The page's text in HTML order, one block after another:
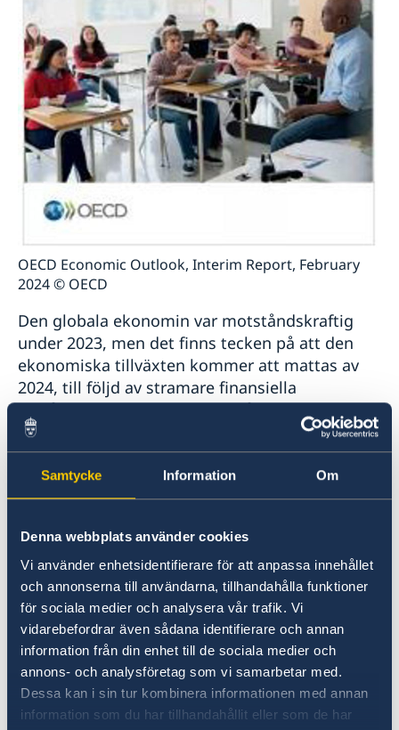
Samtycke Information Om
Denna webbplats använder cookies
Vi använder enhetsidentifierare för att anpassa innehållet
och annonserna till användarna, tillhandahålla funktioner
för sociala medier och analysera vår trafik. Vi
vidarebefordrar även sådana identifierare och annan
information från din enhet till de sociala medier och
annons- och analysföretag som vi samarbetar med.
Dessa kan i sin tur kombinera informationen med annan
information som du har tillhandahållit eller som de har
OECD Economic Outlook, Interim Report, February
2024 © OECD
Den globala ekonomin var motståndskraftig
under 2023, men det finns tecken på att den
ekonomiska tillväxten kommer att mattas av
2024, till följd av stramare finansiella
förhållanden, innan tillväxten återhämtar sig
2025. Detta konstaterar OECD i sin
Interim
Economic Outlook, som publicerades idag.
I rapporten framgår att den globala tillväxten
2025. Dessutom väntas inflationen minska och
under 2025 återgå till inflationsmålet i ett
flertal länder. OECD ser i närtid fortsatt
geopolitiska risker, särskilt den pågående
konflikten i Mellanöstern, vilket kan påverka
energimarknaden. Det finns även fortsatt
osäkerhet kring inflationsutvecklingen och
effekterna av högre styrräntor på tillväxten.